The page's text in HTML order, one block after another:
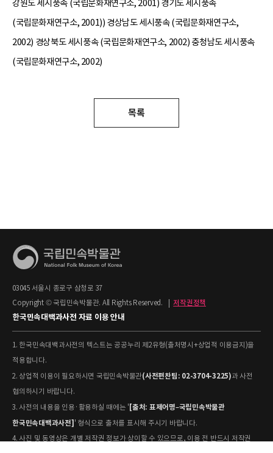
강원도 세시풍속 (국립문화재연구소, 2001) 경기도 세시풍속
(국립문화재연구소, 2001)) 경상남도 세시풍속 (국립문화재연구소,
2002) 경상북도 세시풍속 (국립문화재연구소, 2002) 충청남도 세시풍속
(국립문화재연구소, 2002)
목록
03045 서울시 종로구 삼청로 37
Copyright © 국립민속박물관. All Rights Reserved.
저작권정책
한국민속대백과사전 자료 이용 안내
1. 한국민속대백과사전의 텍스트는 공공누리 제2유형(출처명시+상업적 이용금지)을
적용합니다.
2. 상업적 이용이 필요하시면 국립민속박물관(사전편찬팀: 02-3704-3225)과 사전
협의하시기 바랍니다.
3. 사전의 내용을 인용·활용하실 때에는 ' [출처: 표제어명–국립민속박물관
한국민속대백과사전] ' 형식으로 출처를 표시해 주시기 바랍니다.
4. 사진 및 동영상은 개별 저작권 정보가 상이할 수 있으므로, 이용 전 반드시 저작권